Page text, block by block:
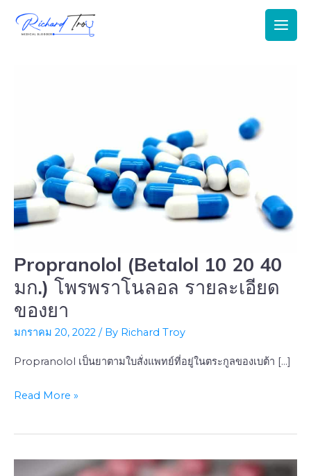
Main
Menu
Propranolol (Betalol 10 20 40
มก.) โพรพราโนลอล รายละเอียด
ของยา
มกราคม 20, 2022 / By Richard Troy
Propranolol เป็นยาตามใบสั่งแพทย์ที่อยู่ในตระกูลของเบต้า […]
Propranolol
(Betalol
20
40
มก.)
รพ
Read More »